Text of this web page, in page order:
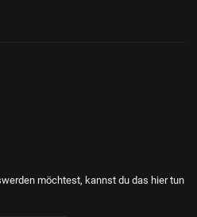
möchtest, kannst du das hier tun